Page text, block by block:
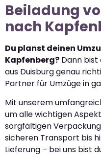
Beiladung
nach
Du planst deinen
Kapfenberg? Dann bist
aus Duisburg genau
Partner für Umzüge in
Mit unserem
um alle wichtigen
sorgfältigen
sicheren Transport bis
Lieferung – bei uns bist